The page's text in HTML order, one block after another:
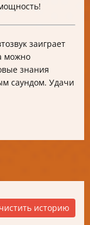
заиграет
можно
знания
саундом. Удачи
историю